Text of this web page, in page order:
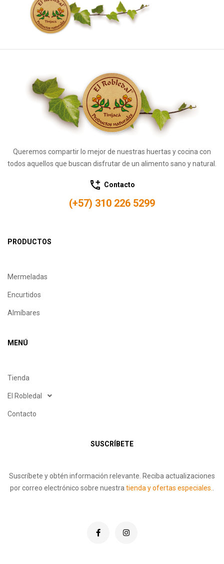
Queremos compartir lo mejor de nuestras huertas y cocina con
todos aquellos que buscan disfrutar de un alimento sano y natural.
Contacto
(+57) 310 226 5299
PRODUCTOS
Mermeladas
Encurtidos
Almíbares
MENÚ
Tienda
El Robledal
Contacto
SUSCRÍBETE
Suscríbete y obtén información relevante. Reciba actualizaciones
por correo electrónico sobre nuestratienda y ofertas especiales..